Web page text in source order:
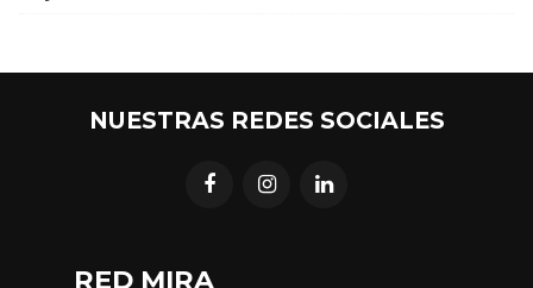
NUESTRAS REDES SOCIALES
RED MIRA